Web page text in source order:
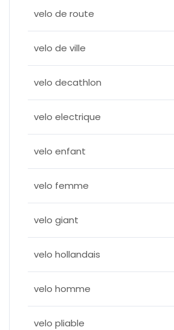
velo de route
velo de ville
velo decathlon
velo electrique
velo enfant
velo femme
velo giant
velo hollandais
velo homme
velo pliable